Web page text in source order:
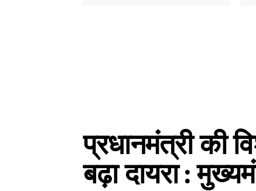
प्रधानमंत्री की
बढ़ा दायरा :